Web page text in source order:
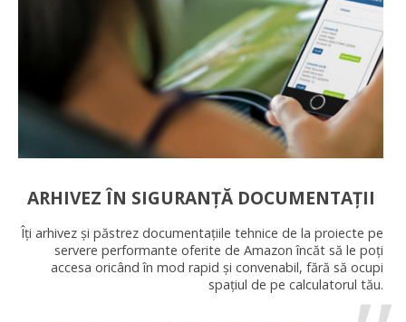
ARHIVEZ ÎN SIGURANȚĂ DOCUMENTAȚII
Îți arhivez și păstrez documentațiile tehnice de la proiecte pe
servere performante oferite de Amazon încăt să le poți
accesa oricând în mod rapid și convenabil, fără să ocupi
spațiul de pe calculatorul tău.